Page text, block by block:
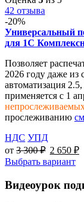
42 отзыва
-20%
Универсальный
для 1С
Позволяет
2026 году даже из
автоматизация
применяется с 1
прослеживанию
НДС УПД
от 3 300₽ 2 650 ₽
Выбрать вариант
Видеоурок